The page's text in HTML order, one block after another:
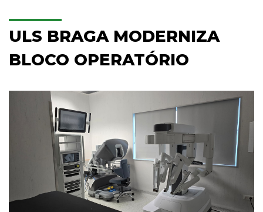
ULS BRAGA MODERNIZA
BLOCO OPERATÓRIO